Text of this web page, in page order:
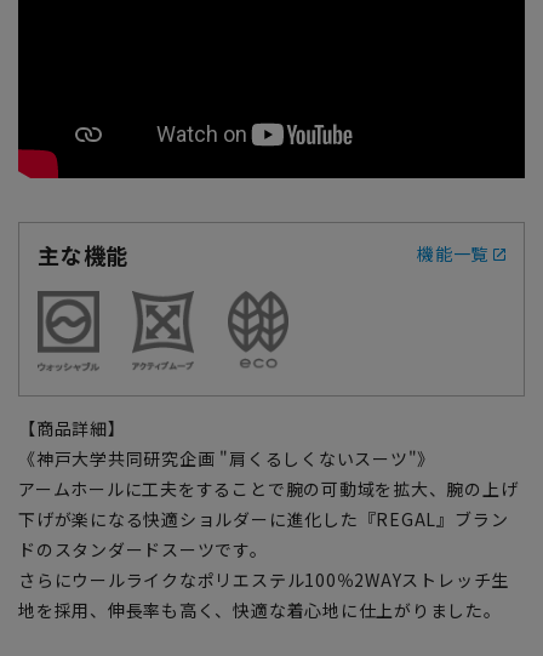
主な機能 機能一覧
【商品詳細】
《神戸大学共同研究企画 "肩くるしくないスーツ"》
アームホールに工夫をすることで腕の可動域を拡大、腕の上げ
下げが楽になる快適ショルダーに進化した『REGAL』ブラン
ドのスタンダードスーツです。
さらにウールライクなポリエステル100％2WAYストレッチ生
地を採用、伸長率も高く、快適な着心地に仕上がりました。